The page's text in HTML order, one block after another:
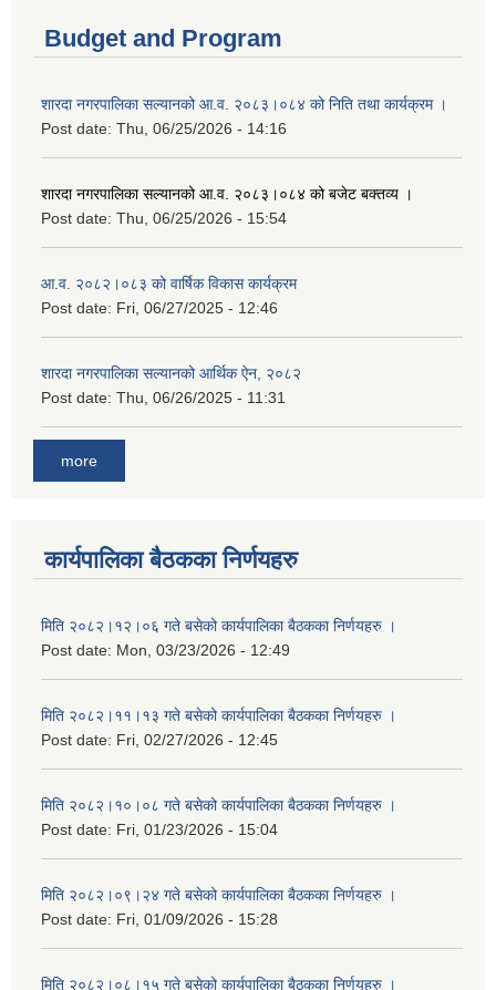
Budget and Program
शारदा नगरपालिका सल्यानको आ.व. २०८३।०८४ को निति तथा कार्यक्रम ।
Post date: Thu, 06/25/2026 - 14:16
शारदा नगरपालिका सल्यानको आ.व. २०८३।०८४ को बजेट बक्तव्य ।
Post date: Thu, 06/25/2026 - 15:54
आ.व. २०८२।०८३ को वार्षिक विकास कार्यक्रम
Post date: Fri, 06/27/2025 - 12:46
शारदा नगरपालिका सल्यानको आर्थिक ऐन, २०८२
Post date: Thu, 06/26/2025 - 11:31
more
कार्यपालिका बैठकका निर्णयहरु
मिति २०८२।१२।०६ गते बसेको कार्यपालिका बैठकका निर्णयहरु ।
Post date: Mon, 03/23/2026 - 12:49
मिति २०८२।११।१३ गते बसेको कार्यपालिका बैठकका निर्णयहरु ।
Post date: Fri, 02/27/2026 - 12:45
मिति २०८२।१०।०८ गते बसेको कार्यपालिका बैठकका निर्णयहरु ।
Post date: Fri, 01/23/2026 - 15:04
मिति २०८२।०९।२४ गते बसेको कार्यपालिका बैठकका निर्णयहरु ।
Post date: Fri, 01/09/2026 - 15:28
मिति २०८२।०८।१५ गते बसेको कार्यपालिका बैठकका निर्णयहरु ।